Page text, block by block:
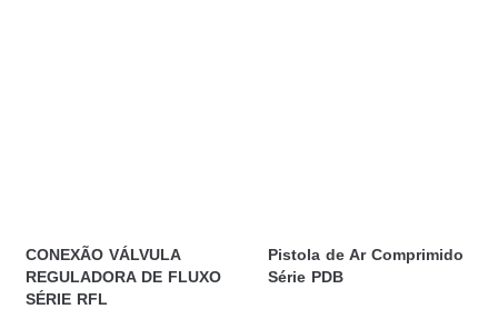
CONEXÃO VÁLVULA
REGULADORA DE FLUXO
SÉRIE RFL
Pistola de Ar Comprimido
Série PDB